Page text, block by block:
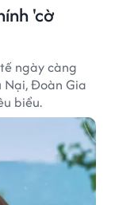
'cờ
ngày càng
Nại, Đoàn Gia
biểu.